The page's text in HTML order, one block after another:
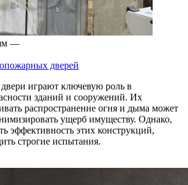
—
дверей
играют ключевую роль в
зданий и сооружений. Их
распространение огня и дыма может
ущерб имуществу. Однако,
эффективность этих конструкций,
строгие испытания.